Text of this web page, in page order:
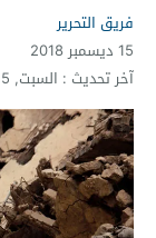
فريق التحرير
15 ديسمبر 2018
آخر تحديث : السبت, 15 ديسمبر, 2018 - 11:05 صباحًا